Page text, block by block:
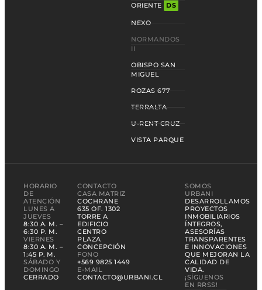
ORIENTE
DS
NEXO
NORMANDOS
II
OBISPO SAN
MIGUEL
ROZAS 677
TERRALTA
U-RENT CRUZ
VISTA PARQUE
HORARIO
DE
ATENCIÓN
LUNES A
JUEVES
8:30 A. M. –
6:30 P. M.
VIERNES
8:30 A. M. –
1:45 P. M.
SÁBADO Y
DOMINGO
CERRADO
CONTACTO
CASA MATRIZ
COCHRANE
635 OF. 1302
TORRE A
EDIFICIO
CENTRO
PLAZA
CONCEPCIÓN
FONO
+569 9825 1449
E-MAIL
CONTACTO@URBANI.CL
SOMOS
URBANI
DESARROLLAMOS
PROYECTOS
INMOBILIARIOS
ÍNTEGROS,
ASESORÍAS
TRANSPARENTES
E INNOVACIONES
QUE MEJORAN LA
CALIDAD DE
VIDA.
¡SÍGUENOS
EN RRSS!